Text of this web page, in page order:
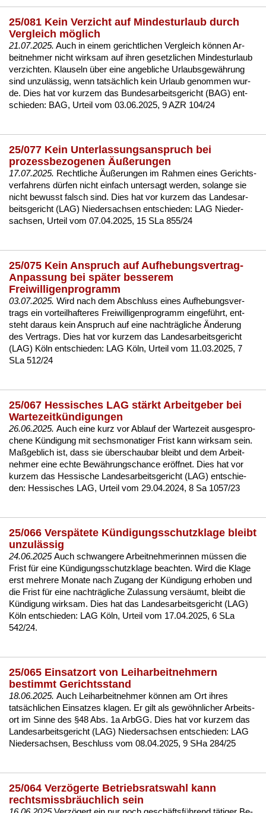
25/081 Kein Verzicht auf Mindesturlaub durch
Vergleich möglich
21.07.2025. Auch in ei­nem ge­richt­li­chen Ver­gleich können Ar­
beit­neh­mer nicht wirk­sam auf ih­ren ge­setz­li­chen Min­des­t­ur­laub
ver­zich­ten. Klau­seln über ei­ne an­geb­li­che Ur­laubs­gewährung
sind un­zulässig, wenn tatsächlich kein Ur­laub ge­nom­men wur­
de. Dies hat vor kur­zem das Bun­des­ar­beits­ge­richt (BAG) ent­
schie­den: BAG, Ur­teil vom 03.06.2025, 9 AZR 104/24
25/077 Kein Unterlassungsanspruch bei
prozessbezogenen Äußerungen
17.07.2025. Recht­li­che Äußerun­gen im Rah­men ei­nes Ge­richts­
ver­fah­rens dürfen nicht ein­fach un­ter­sagt wer­den, so­lan­ge sie
nicht be­wusst falsch sind. Dies hat vor kur­zem das Lan­des­ar­
beits­ge­richt (LAG) Nie­der­sach­sen ent­schie­den: LAG Nie­der­
sach­sen, Ur­teil vom 07.04.2025, 15 SLa 855/24
25/075 Kein Anspruch auf Aufhebungsvertrag-
Anpassung bei später besserem
Freiwilligenprogramm
03.07.2025. Wird nach dem Ab­schluss ei­nes Auf­he­bungs­ver­
trags ein vor­teil­haf­te­res Frei­wil­li­gen­pro­gramm ein­geführt, ent­
steht dar­aus kein An­spruch auf ei­ne nachträgli­che Ände­rung
des Ver­trags. Dies hat vor kur­zem das Lan­des­ar­beits­ge­richt
(LAG) Köln ent­schie­den: LAG Köln, Ur­teil vom 11.03.2025, 7
SLa 512/24
25/067 Hessisches LAG stärkt Arbeitgeber bei
Wartezeitkündigungen
26.06.2025. Auch ei­ne kurz vor Ab­lauf der War­te­zeit aus­ge­spro­
che­ne Kündi­gung mit sechs­mo­na­ti­ger Frist kann wirk­sam sein.
Maßgeb­lich ist, dass sie über­schau­bar bleibt und dem Ar­beit­
neh­mer ei­ne ech­te Bewährungs­chan­ce eröff­net. Dies hat vor
kur­zem das Hes­si­sche Lan­des­ar­beits­ge­richt (LAG) ent­schie­
den: Hes­si­sches LAG, Ur­teil vom 29.04.2024, 8 Sa 1057/23
25/066 Verspätete Kündigungsschutzklage bleibt
unzulässig
24.06.2025Auch schwan­ge­re Ar­beit­neh­me­rin­nen müssen die
Frist für ei­ne Kündi­gungs­schutz­kla­ge be­ach­ten. Wird die Kla­ge
erst meh­re­re Mo­na­te nach Zu­gang der Kündi­gung er­ho­ben und
die Frist für ei­ne nachträgli­che Zu­las­sung versäumt, bleibt die
Kündi­gung wirk­sam. Dies hat das Lan­des­ar­beits­ge­richt (LAG)
Köln ent­schie­den: LAG Köln, Ur­teil vom 17.04.2025, 6 SLa
542/24.
25/065 Einsatzort von Leiharbeitnehmern
bestimmt Gerichtsstand
18.06.2025. Auch Leih­ar­beit­neh­mer können am Ort ih­res
tatsächli­chen Ein­sat­zes kla­gen. Er gilt als gewöhn­li­cher Ar­beits­
ort im Sin­ne des §48 Abs. 1a ArbGG. Dies hat vor kur­zem das
Lan­des­ar­beits­ge­richt (LAG) Nie­der­sach­sen ent­schie­den: LAG
Nie­der­sach­sen, Be­schluss vom 08.04.2025, 9 SHa 284/25
25/064 Verzögerte Betriebsratswahl kann
rechtsmissbräuchlich sein